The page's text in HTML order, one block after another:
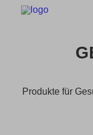
MAGAZIN
Produkte für